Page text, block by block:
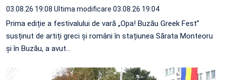
03.08.26 19:08 Ultima modificare 03.08.26 19:04
Prima ediție a festivalului de vară „Opa! Buzău Greek Fest”
susținut de artiți greci și români în stațiunea Sărata Monteoru
și în Buzău, a avut…